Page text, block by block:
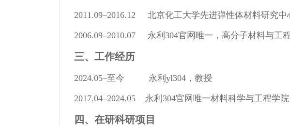
2011.09–2016.12 北京化工大学先进弹性体材料研究中
2006.09–2010.07 永利304官网唯一，高分子材料与工
三、工作经历
2024.05–至今 永利yl304，教授
2017.04–2024.05 永利304官网唯一材料科学与工程学
四、在研科研项目